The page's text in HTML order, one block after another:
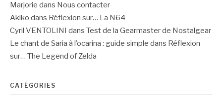
Marjorie dans Nous contacter
Akiko dans Réflexion sur… La N64
Cyril VENTOLINI dans Test de la Gearmaster de Nostalgear
Le chant de Saria à l’ocarina : guide simple dans Réflexion
sur… The Legend of Zelda
CATÉGORIES